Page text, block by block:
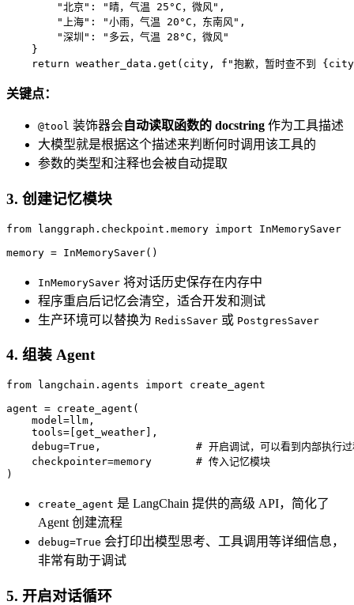
"北京" : "晴，气温 25°C，微风" ,
"上海" : "小雨，气温 20°C，东南风" ,
"深圳" :
"多云，气温 28°C，微风"
    }
return weather_data.get(city, f"抱歉，暂时查不到
关键点：
@tool 装饰器会自动读取函数的 docstring 作为工具描述
大模型就是根据这个描述来判断何时调用该工具的
参数的类型和注释也会被自动提取
3. 创建记忆模块
from langgraph.checkpoint.memory import InMemorySaver
memory = InMemorySaver()
InMemorySaver 将对话历史保存在内存中
程序重启后记忆会清空，适合开发和测试
生产环境可以替换为 RedisSaver 或 PostgresSaver
4. 组装 Agent
from langchain.agents import create_agent
agent = create_agent(
    model=llm,
    tools=[get_weather],
    debug=
True , # 开启调试，可以看到内部执行
    checkpointer=memory
# 传入记忆模块
)
create_agent 是 LangChain 提供的高级 API，简化了
Agent 创建流程
debug=True 会打印出模型思考、工具调用等详细信息，
非常有助于调试
5. 开启对话循环